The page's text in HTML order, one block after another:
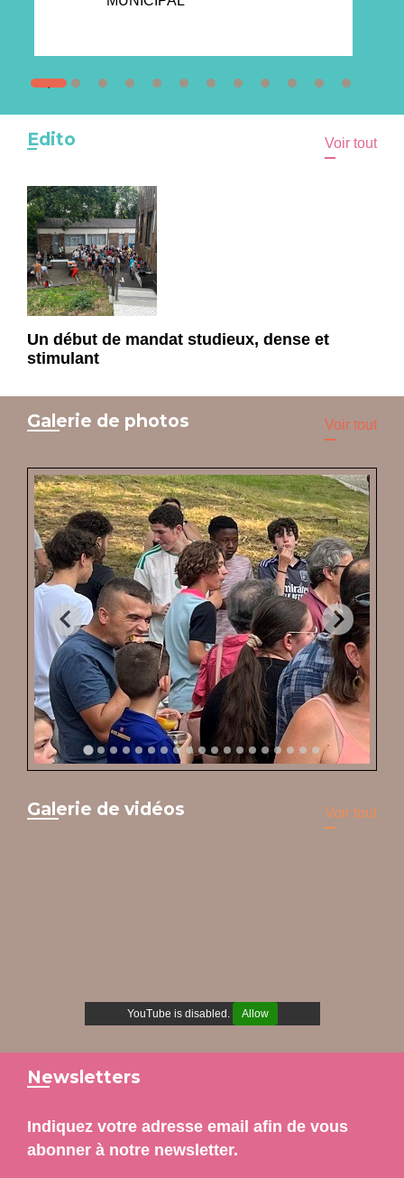
Edito Voir tout
Un début de mandat studieux, dense et
stimulant
Galerie de photos Voir tout
Galerie de vidéos Voir tout
YouTube is disabled. Allow
Newsletters
Indiquez votre adresse email afin de vous
abonner à notre newsletter.